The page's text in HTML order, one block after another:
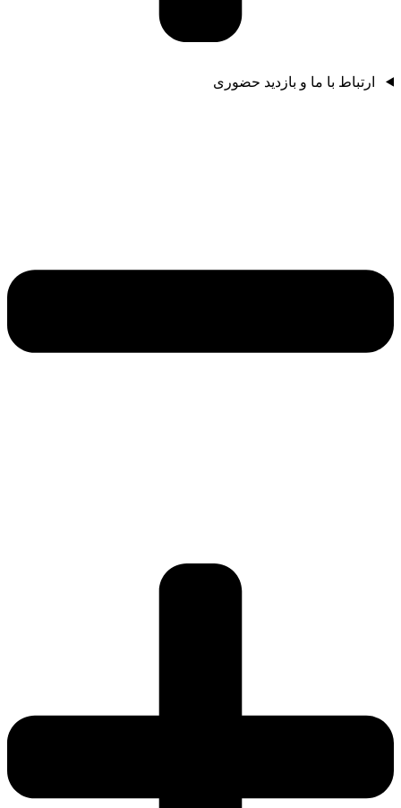
ارتباط با ما و بازدید حضوری